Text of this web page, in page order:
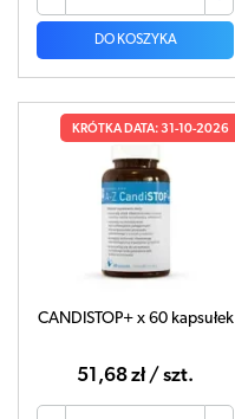
DO KOSZYKA
KRÓTKA DATA: 31-10-2026
CANDISTOP+ x 60 kapsułek
51,68 zł / szt.